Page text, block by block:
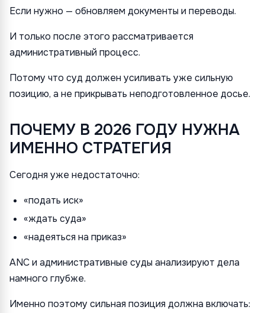
Если нужно — обновляем документы и переводы.
И только после этого рассматривается
административный процесс.
Потому что суд должен усиливать уже сильную
позицию, а не прикрывать неподготовленное досье.
ПОЧЕМУ В 2026 ГОДУ НУЖНА
ИМЕННО СТРАТЕГИЯ
Сегодня уже недостаточно:
«подать иск»
«ждать суда»
«надеяться на приказ»
ANC и административные суды анализируют дела
намного глубже.
Именно поэтому сильная позиция должна включать: